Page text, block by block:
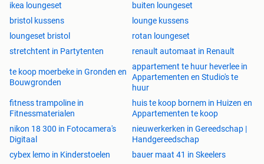
ikea loungeset
buiten loungeset
bristol kussens
lounge kussens
loungeset bristol
rotan loungeset
stretchtent in Partytenten
renault automaat in Renault
te koop moerbeke in Gronden en
Bouwgronden
appartement te huur heverlee in
Appartementen en Studio's te
huur
fitness trampoline in
Fitnessmaterialen
huis te koop bornem in Huizen en
Appartementen te koop
nikon 18 300 in Fotocamera's
Digitaal
nieuwerkerken in Gereedschap |
Handgereedschap
cybex lemo in Kinderstoelen
bauer maat 41 in Skeelers